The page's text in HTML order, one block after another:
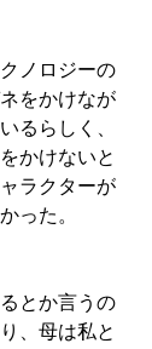
ノロジーの
をかけなが
るらしく、
かけないと
ラクターが
った。
とか言うの
、母は私と